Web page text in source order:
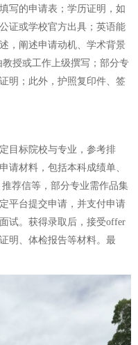
写的申请表；学历证明，如
证或学校官方出具；英语能
，阐述申请动机、学术背景
授或工作上级撰写；部分专
明；此外，护照复印件、签
目标院校与专业，参考排
请材料，包括本科成绩单、
荐信等，部分专业需作品集
平台提交申请，并支付申请
试。获得录取后，接受offer
明、体检报告等材料。最